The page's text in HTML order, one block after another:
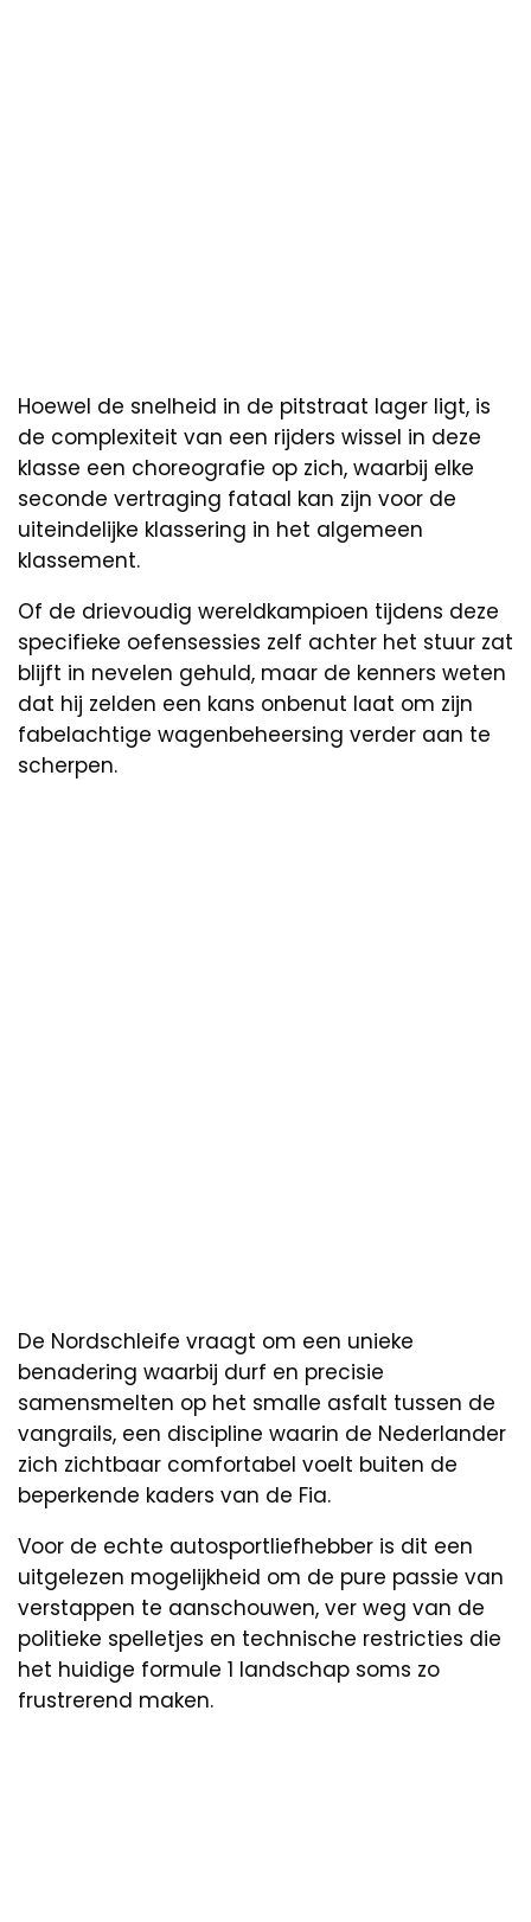
Hoewel de snelheid in de pitstraat lager ligt, is
de complexiteit van een rijders wissel in deze
klasse een choreografie op zich, waarbij elke
seconde vertraging fataal kan zijn voor de
uiteindelijke klassering in het algemeen
klassement.
Of de drievoudig wereldkampioen tijdens deze
specifieke oefensessies zelf achter het stuur zat
blijft in nevelen gehuld, maar de kenners weten
dat hij zelden een kans onbenut laat om zijn
fabelachtige wagenbeheersing verder aan te
scherpen.
De Nordschleife vraagt om een unieke
benadering waarbij durf en precisie
samensmelten op het smalle asfalt tussen de
vangrails, een discipline waarin de Nederlander
zich zichtbaar comfortabel voelt buiten de
beperkende kaders van de Fia.
Voor de echte autosportliefhebber is dit een
uitgelezen mogelijkheid om de pure passie van
verstappen te aanschouwen, ver weg van de
politieke spelletjes en technische restricties die
het huidige formule 1 landschap soms zo
frustrerend maken.